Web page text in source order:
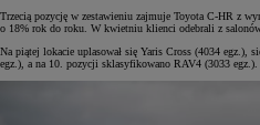
Trzecią pozycję w zestawieniu zajmuje Toyota C-HR z
o 18% rok do roku. W kwietniu klienci odebrali z
Na piątej lokacie uplasował się Yaris Cross (4034 egz.),
egz.), a na 10. pozycji sklasyfikowano RAV4 (3033 egz.).